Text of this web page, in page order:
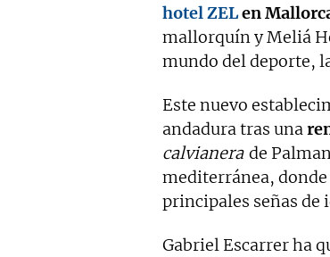
hotel ZELen
mallorquín y Meliá
mundo del deporte,
Este nuevo
andadura tras una
calvianera de
mediterránea, donde
principales señas de
Gabriel Escarrer ha